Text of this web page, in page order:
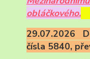
obláčkového.
29.07.2026
čísla 5840,